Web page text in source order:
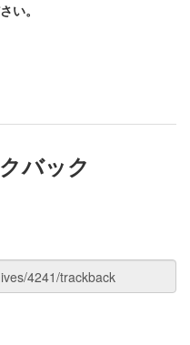
い。
バック